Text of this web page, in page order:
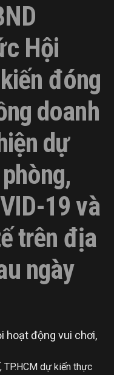
Hội
đóng
doanh
dự
19 và
trên địa
ngày
TP.HCM dự kiến thực